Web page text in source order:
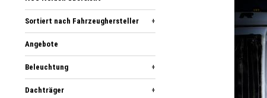
Sortiert nach Fahrzeughersteller +
Angebote
Beleuchtung +
Dachträger +